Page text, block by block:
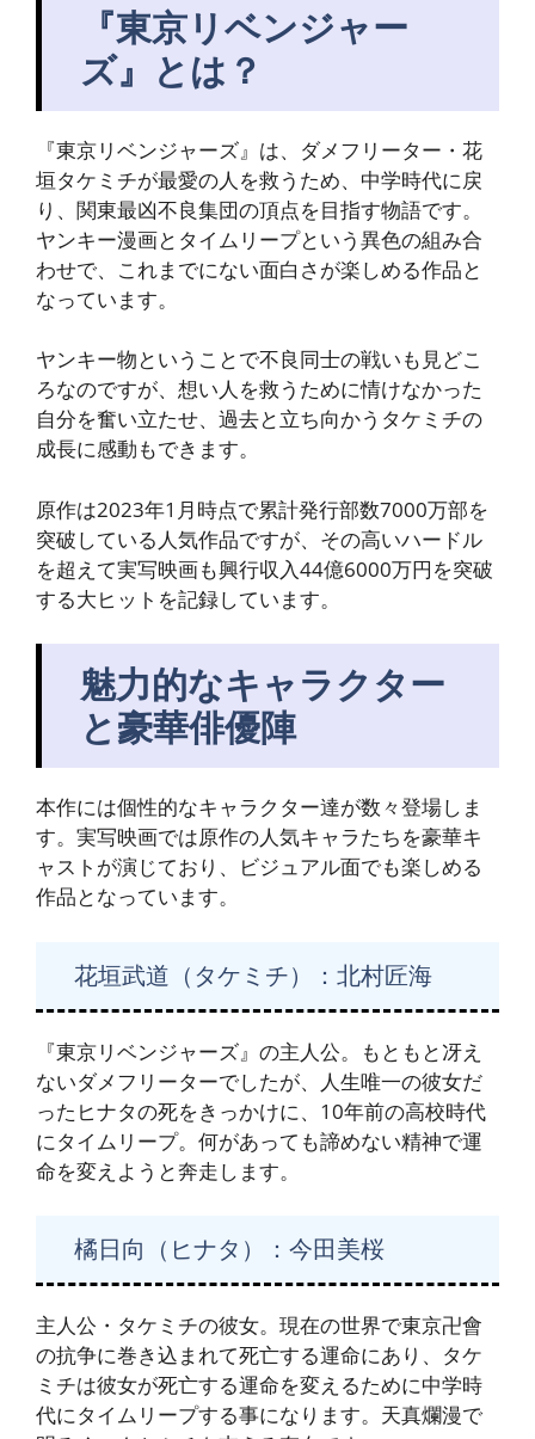
『東京リベンジャー
ズ』とは？
『東京リベンジャーズ』は、ダメフリーター・花
垣タケミチが最愛の人を救うため、中学時代に戻
り、関東最凶不良集団の頂点を目指す物語です。
ヤンキー漫画とタイムリープという異色の組み合
わせで、これまでにない面白さが楽しめる作品と
なっています。
ヤンキー物ということで不良同士の戦いも見どこ
ろなのですが、想い人を救うために情けなかった
自分を奮い立たせ、過去と立ち向かうタケミチの
成長に感動もできます。
原作は2023年1月時点で累計発行部数7000万部を
突破している人気作品ですが、その高いハードル
を超えて実写映画も興行収入44億6000万円を突破
する大ヒットを記録しています。
魅力的なキャラクター
と豪華俳優陣
本作には個性的なキャラクター達が数々登場しま
す。実写映画では原作の人気キャラたちを豪華キ
ャストが演じており、ビジュアル面でも楽しめる
作品となっています。
花垣武道（タケミチ）：北村匠海
『東京リベンジャーズ』の主人公。もともと冴え
ないダメフリーターでしたが、人生唯一の彼女だ
ったヒナタの死をきっかけに、10年前の高校時代
にタイムリープ。何があっても諦めない精神で運
命を変えようと奔走します。
橘日向（ヒナタ）：今田美桜
主人公・タケミチの彼女。現在の世界で東京卍會
の抗争に巻き込まれて死亡する運命にあり、タケ
ミチは彼女が死亡する運命を変えるために中学時
代にタイムリープする事になります。天真爛漫で